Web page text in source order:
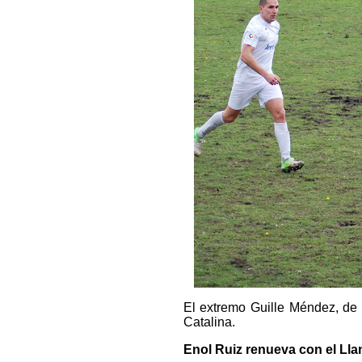
El extremo Guille Méndez,
Catalina.
Enol Ruiz renueva con el